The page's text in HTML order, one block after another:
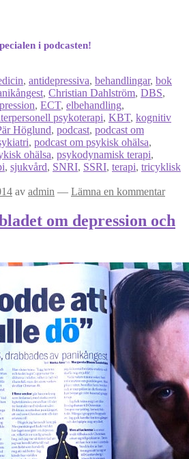
i podcasten!
, antidepressiva, behandlingar, bok
, Christian Dahlström, DBS,
, ECT, elbehandling,
psykoterapi, KBT, kognitiv
Höglund, podcast, podcast om
, podcast om psykisk ohälsa,
ohälsa, psykodynamisk terapi,
, sjukvård, SNRI, SSRI, terapi, tricyklisk
av admin — Lämna en kommentar
om depression och